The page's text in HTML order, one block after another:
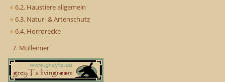
6.2. Haustiere allgemein
6.3. Natur- & Artenschutz
6.4. Horrorecke
7. Mülleimer